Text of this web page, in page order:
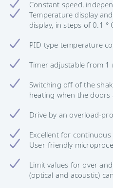
Constant speed,
Temperature display
display, in steps of 0.1 °
PID type temperature
Timer adjustable from
Switching off of the
heating when the doors
Drive by an overload-
Excellent for continuous
User-friendly
Limit values ​​for over
(optical and acoustic)